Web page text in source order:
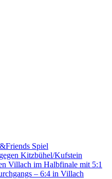
Spiel
Kitzbühel/Kufstein
Villach im Halbfinale mit 5:1
– 6:4 in Villach